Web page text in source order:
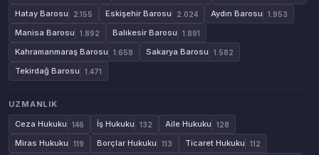
Hatay Barosu 2.155 Eskişehir Barosu 2.024 Aydın Barosu 1.953
Manisa Barosu 1.892 Balıkesir Barosu 1.891
Kahramanmaraş Barosu 1.658 Sakarya Barosu 1.582
Tekirdağ Barosu 1.471
UZMANLIK
Ceza Hukuku
146 İş Hukuku 132 Aile Hukuku 128
Miras Hukuku 119 Borçlar Hukuku 113 Ticaret Hukuku 112